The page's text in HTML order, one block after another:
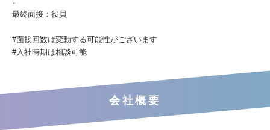
最終面接：役員
#面接回数は変動する可能性がございます
#入社時期は相談可能
会社概要